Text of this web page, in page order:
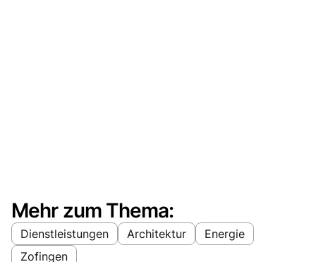
Mehr zum Thema:
Dienstleistungen Architektur
Energie
Zofingen